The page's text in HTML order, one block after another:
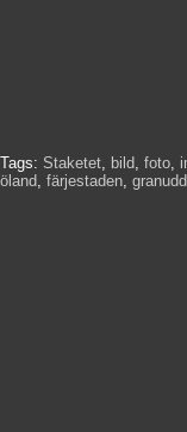
Tags: Staketet, bild, foto,
öland, färjestaden,